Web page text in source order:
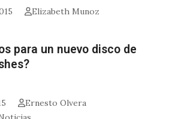
Elizabeth Munoz
para un nuevo disco de
Ernesto Olvera